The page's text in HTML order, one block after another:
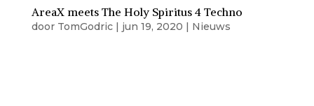
AreaX meets The Holy Spiritus 4 Techno
door TomGodric| jun 19, 2020 | Nieuws